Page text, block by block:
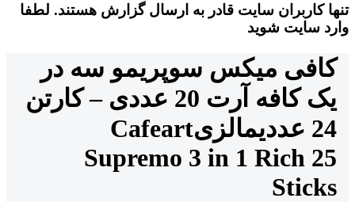
تنها کاربران سایت قادر به ارسال گزارش هستند. لطفا
وارد سایت شوید
کافی میکس سوپریمو سه در
یک کافه آرت 20 عددی – کارتن
24 عددی
مالزیCafeart
Supremo 3 in 1 Rich 25
Sticks